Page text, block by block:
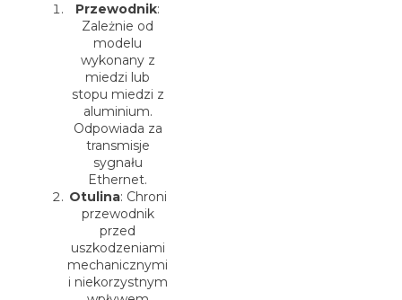
Przewodnik:
Zależnie od
modelu
wykonany z
miedzi lub
stopu miedzi z
aluminium.
Odpowiada za
transmisje
sygnału
Ethernet.
Otulina: Chroni
przewodnik
przed
uszkodzeniami
mechanicznymi
i niekorzystnym